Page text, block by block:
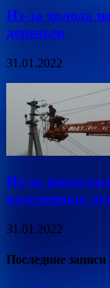
Из-за холода
деревьев
31.01.2022
Из-за
населенных
31.01.2022
Последние записи